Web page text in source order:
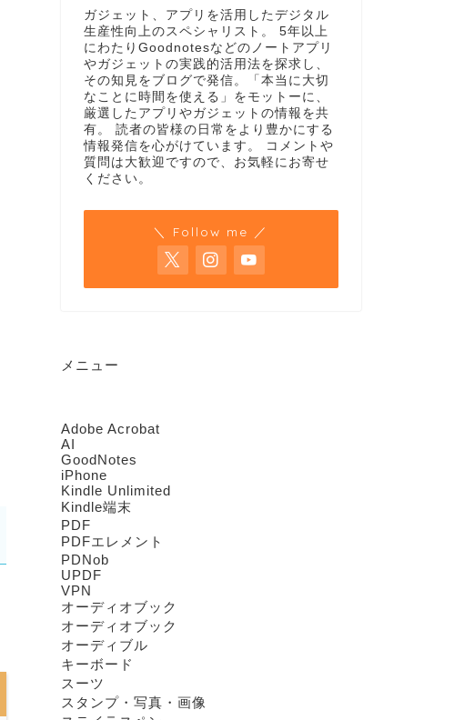
ガジェット、アプリを活用したデジタル
生産性向上のスペシャリスト。 5年以上
にわたりGoodnotesなどのノートアプリ
やガジェットの実践的活用法を探求し、
その知見をブログで発信。「本当に大切
なことに時間を使える」をモットーに、
厳選したアプリやガジェットの情報を共
有。 読者の皆様の日常をより豊かにする
情報発信を心がけています。 コメントや
質問は大歓迎ですので、お気軽にお寄せ
ください。
＼ Follow me ／
メニュー
Adobe Acrobat
AI
GoodNotes
iPhone
Kindle Unlimited
Kindle端末
PDF
PDFエレメント
PDNob
UPDF
VPN
オーディオブック
オーディオブック
オーディブル
キーボード
スーツ
スタンプ・写真・画像